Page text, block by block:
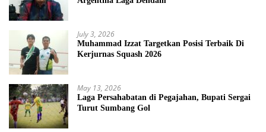
July 3, 2026
Muhammad Izzat Targetkan Posisi Terbaik Di
Kerjurnas Squash 2026
May 13, 2026
Laga Persahabatan di Pegajahan, Bupati Sergai
Turut Sumbang Gol